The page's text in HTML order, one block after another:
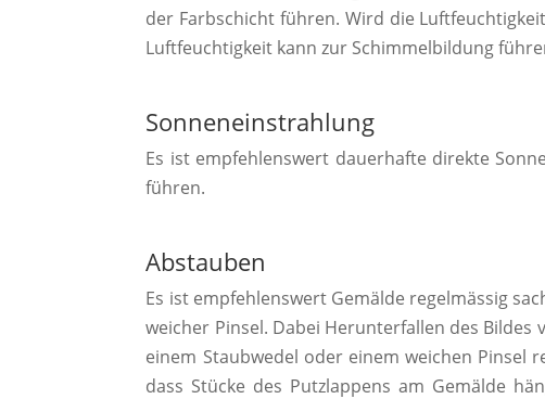
der Farbschicht führen. Wird die
Luftfeuchtigkeit kann zur Schimmelbildung
Sonneneinstrahlung
Es ist empfehlenswert dauerhafte direkte
führen.
Abstauben
Es ist empfehlenswert Gemälde regelmässig
weicher Pinsel. Dabei Herunterfallen des
einem Staubwedel oder einem weichen
dass Stücke des Putzlappens am Gemälde